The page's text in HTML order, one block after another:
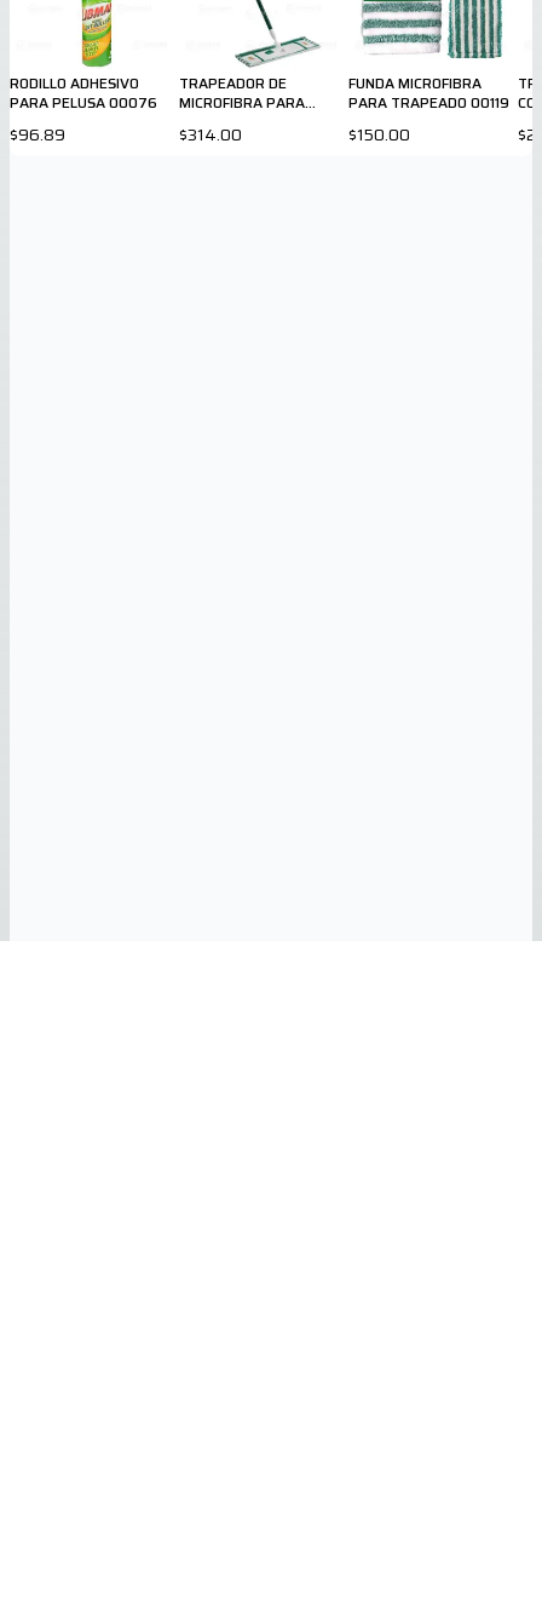
RODILLO ADHESIVO
PARA PELUSA 00076
$96.89
TRAPEADOR DE
MICROFIBRA PARA
$314.00
FUNDA MICROFIBRA
PARA TRAPEADO 00119
$150.00